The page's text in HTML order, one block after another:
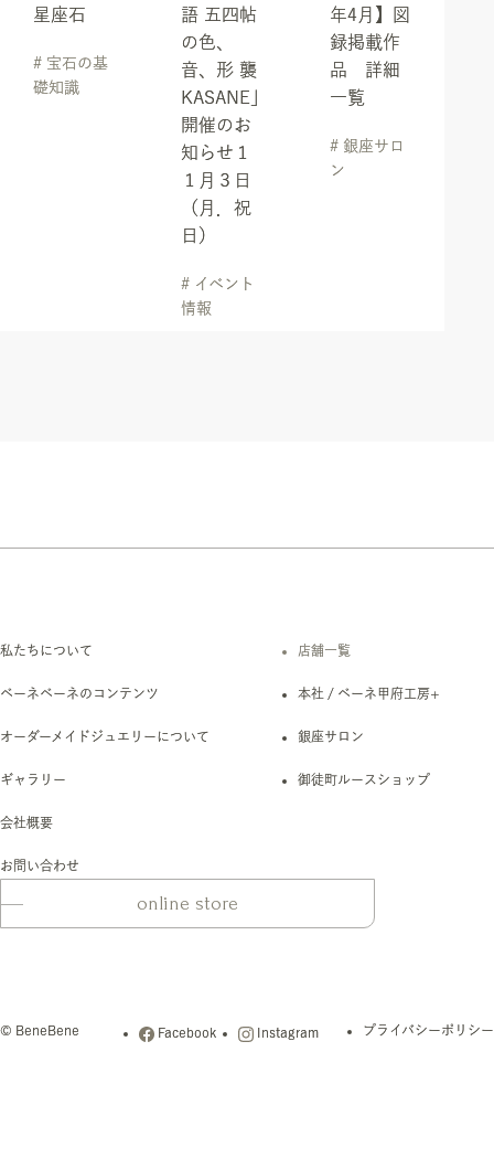
星座石
# 宝石の基
礎知識
語 五四帖
の色、
音、形 襲
KASANE」
開催のお
知らせ１
１月３日
（月．祝
日）
# イベント
情報
年4月】図
録掲載作
品 詳細
一覧
# 銀座サロ
ン
私たちについて
ベーネベーネのコンテンツ
オーダーメイドジュエリーについて
ギャラリー
会社概要
お問い合わせ
店舗一覧
本社 / ベーネ甲府工房+
銀座サロン
御徒町ルースショップ
online store
© BeneBene Facebook Instagram プライバシーポリシー